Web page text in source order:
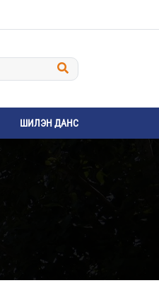
ШИЛЭН ДАНС